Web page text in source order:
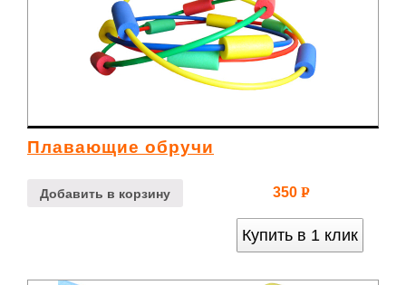
Плавающие обручи
Добавить в корзину 350 Р
Купить в 1 клик